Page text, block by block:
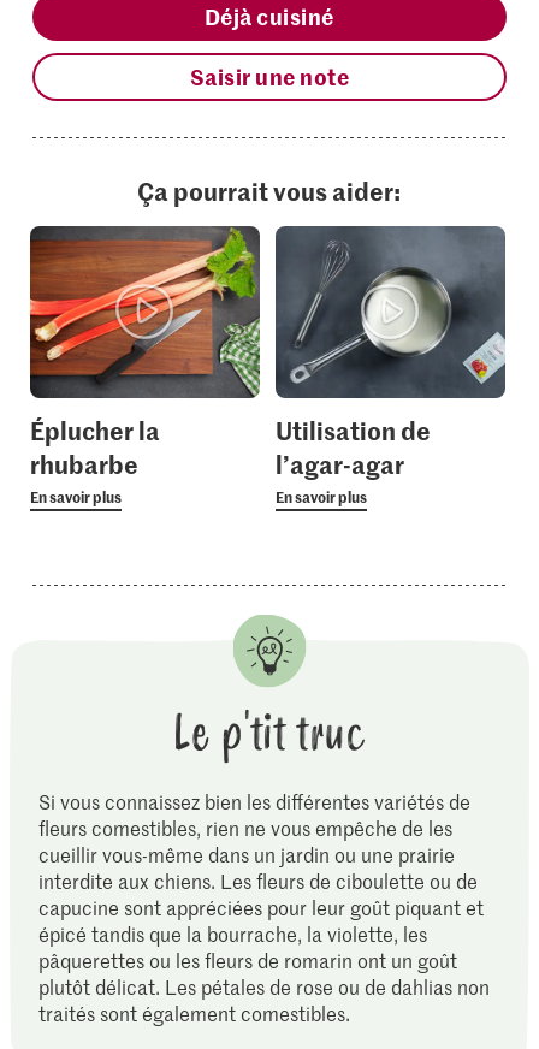
Déjà cuisiné
Saisir une note
Ça pourrait vous aider:
Éplucher la
rhubarbe
En savoir plus
Utilisation de
l’agar-agar
En savoir plus
Le p'tit truc
Si vous connaissez bien les différentes variétés de
fleurs comestibles, rien ne vous empêche de les
cueillir vous-même dans un jardin ou une prairie
interdite aux chiens. Les fleurs de ciboulette ou de
capucine sont appréciées pour leur goût piquant et
épicé tandis que la bourrache, la violette, les
pâquerettes ou les fleurs de romarin ont un goût
plutôt délicat. Les pétales de rose ou de dahlias non
traités sont également comestibles.